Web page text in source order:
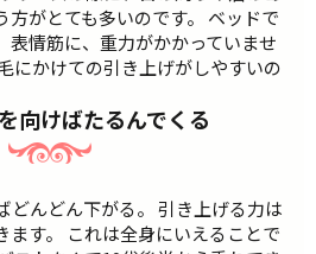
方がとても多いのです。 ベッドで
表情筋に、重力がかかっていませ
にかけての引き上げがしやすいの
向けばたるんでくる
どんどん下がる。 引き上げる力は
ます。 これは全身にいえることで